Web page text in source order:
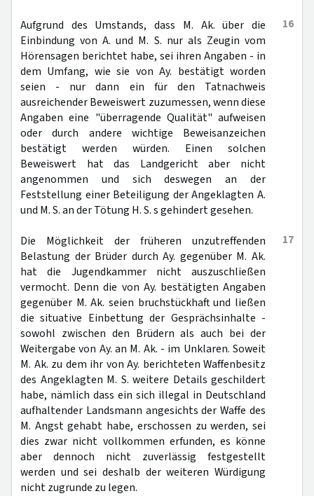
16
Aufgrund des Umstands, dass M. Ak. über die
Einbindung von A. und M. S. nur als Zeugin vom
Hörensagen berichtet habe, sei ihren Angaben - in
dem Umfang, wie sie von Ay. bestätigt worden
seien - nur dann ein für den Tatnachweis
ausreichender Beweiswert zuzumessen, wenn diese
Angaben eine "überragende Qualität" aufweisen
oder durch andere wichtige Beweisanzeichen
bestätigt werden würden. Einen solchen
Beweiswert hat das Landgericht aber nicht
angenommen und sich deswegen an der
Feststellung einer Beteiligung der Angeklagten A.
und M. S. an der Tötung H. S. s gehindert gesehen.
17
Die Möglichkeit der früheren unzutreffenden
Belastung der Brüder durch Ay. gegenüber M. Ak.
hat die Jugendkammer nicht auszuschließen
vermocht. Denn die von Ay. bestätigten Angaben
gegenüber M. Ak. seien bruchstückhaft und ließen
die situative Einbettung der Gesprächsinhalte -
sowohl zwischen den Brüdern als auch bei der
Weitergabe von Ay. an M. Ak. - im Unklaren. Soweit
M. Ak. zu dem ihr von Ay. berichteten Waffenbesitz
des Angeklagten M. S. weitere Details geschildert
habe, nämlich dass ein sich illegal in Deutschland
aufhaltender Landsmann angesichts der Waffe des
M. Angst gehabt habe, erschossen zu werden, sei
dies zwar nicht vollkommen erfunden, es könne
aber dennoch nicht zuverlässig festgestellt
werden und sei deshalb der weiteren Würdigung
nicht zugrunde zu legen.